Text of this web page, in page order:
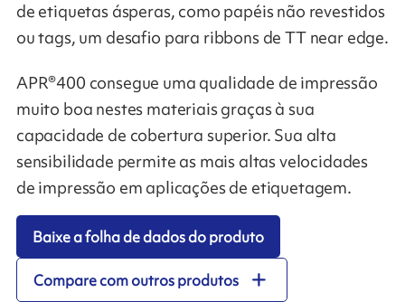
de etiquetas ásperas, como papéis não revestidos
ou tags, um desafio para ribbons de TT near edge.
APR®400 consegue uma qualidade de impressão
muito boa nestes materiais graças à sua
capacidade de cobertura superior. Sua alta
sensibilidade permite as mais altas velocidades
de impressão em aplicações de etiquetagem.
Baixe a folha de dados do produto
Compare com outros produtos